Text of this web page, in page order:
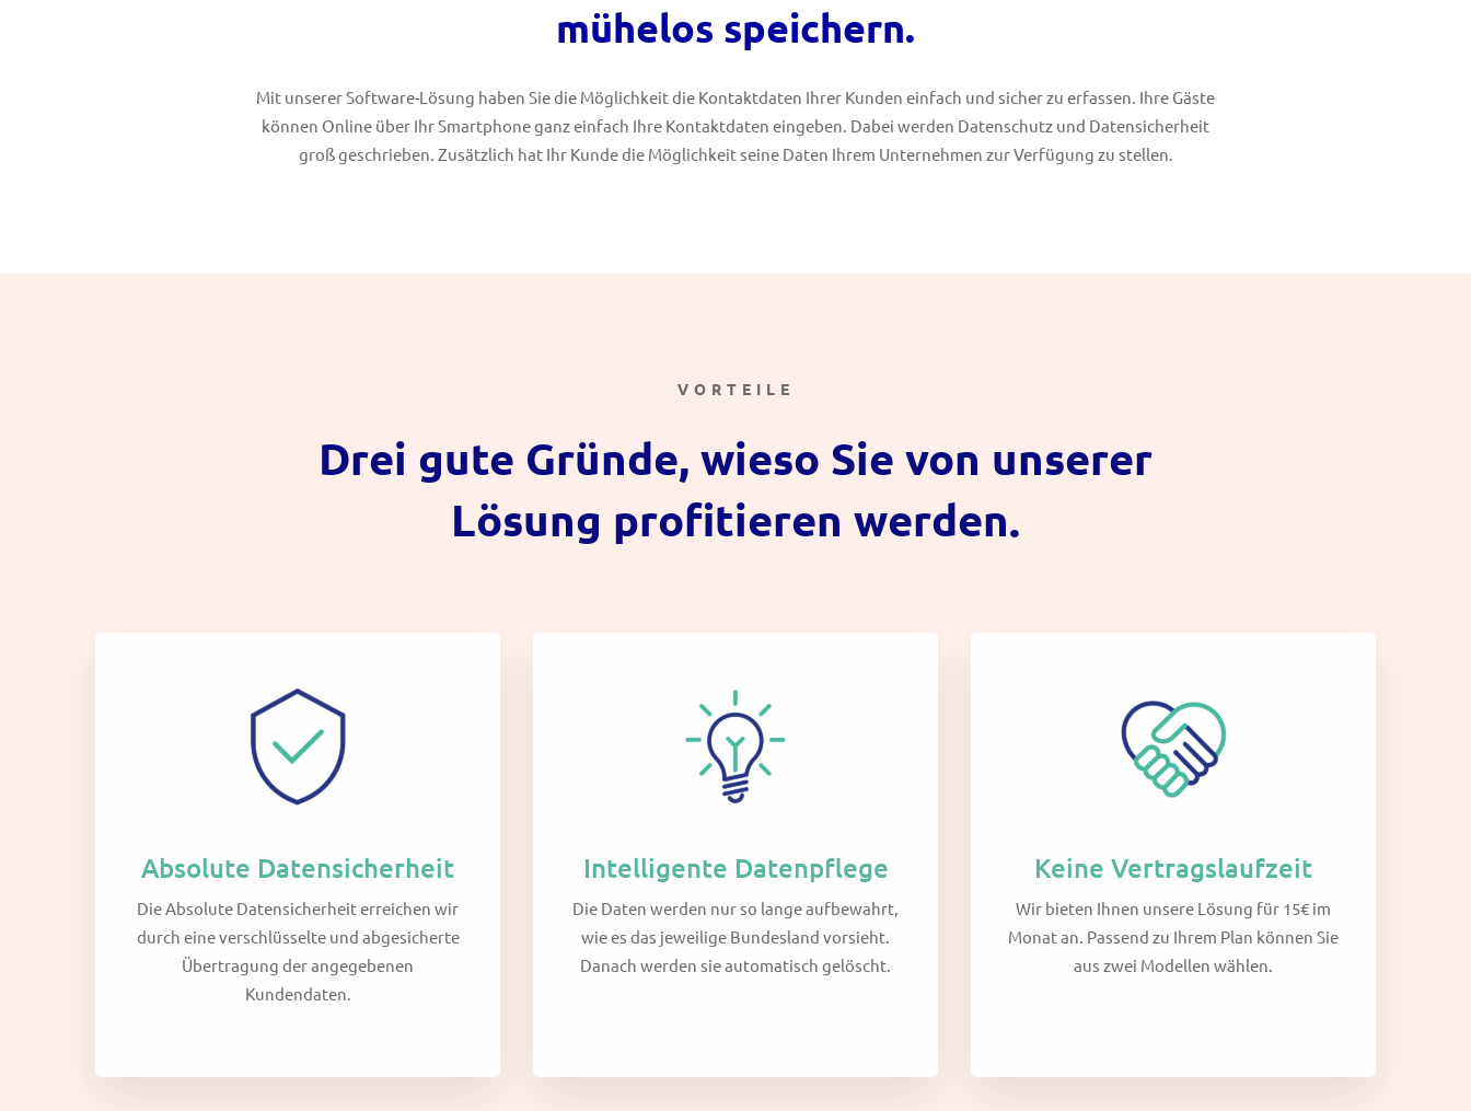
mühelos speichern.
Mit unserer Software-Lösung haben Sie die Möglichkeit die Kontaktdaten Ihrer Kunden einfach und sicher zu erfassen. Ihre Gäste
können Online über Ihr Smartphone ganz einfach Ihre Kontaktdaten eingeben. Dabei werden Datenschutz und Datensicherheit
groß geschrieben. Zusätzlich hat Ihr Kunde die Möglichkeit seine Daten Ihrem Unternehmen zur Verfügung zu stellen.
VORTEILE
Drei gute Gründe, wieso Sie von unserer
Lösung profitieren werden.
Absolute Datensicherheit
Die Absolute Datensicherheit erreichen wir
durch eine verschlüsselte und abgesicherte
Übertragung der angegebenen
Kundendaten.
Intelligente Datenpflege
Die Daten werden nur so lange aufbewahrt,
wie es das jeweilige Bundesland vorsieht.
Danach werden sie automatisch gelöscht.
Keine Vertragslaufzeit
Wir bieten Ihnen unsere Lösung für 15€ im
Monat an. Passend zu Ihrem Plan können Sie
aus zwei Modellen wählen.